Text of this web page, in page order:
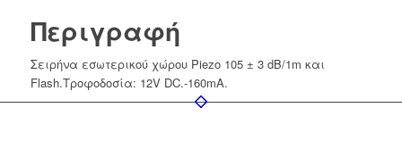
Περιγραφή
Σειρήνα εσωτερικού χώρου Piezo 105 ± 3 dB/1m και
Flash.Τροφοδοσία: 12V DC.-160mA.